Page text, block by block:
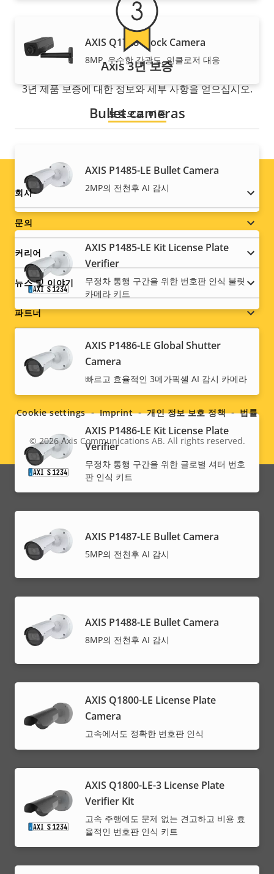
AXIS Q1728 Block Camera
8MP, 우수한 감광도, 인클로저 대응
Bullet cameras
AXIS P1485-LE Bullet Camera
2MP의 전천후 AI 감시
AXIS P1485-LE Kit License Plate
Verifier
무정차 통행 구간을 위한 번호판 인식 불릿
카메라 키트
AXIS P1486-LE Global Shutter
Camera
빠르고 효율적인 3메가픽셀 AI 감시 카메라
AXIS P1486-LE Kit License Plate
Verifier
무정차 통행 구간을 위한 글로벌 셔터 번호
판 인식 키트
AXIS P1487-LE Bullet Camera
5MP의 전천후 AI 감시
AXIS P1488-LE Bullet Camera
8MP의 전천후 AI 감시
AXIS Q1800-LE License Plate
Camera
고속에서도 정확한 번호판 인식
AXIS Q1800-LE-3 License Plate
Verifier Kit
고속 주행에도 문제 없는 견고하고 비용 효
율적인 번호판 인식 키트
Axis 3년 보증
3년 제품 보증에 대한 정보와 세부 사항을 얻으십시오.
보증으로 이동
Footer
menu
회사
문의
커리어
뉴스 및 이야기
파트너
Social
menu
Legal
menu
© 2026Axis Communications AB. All rights reserved.
Cookie settings Imprint 개인 정보 보호 정책 법률